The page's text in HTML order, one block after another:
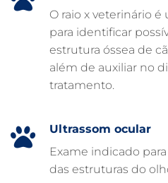
EMERGÊNCIA VETERINÁRIA
EMERGÊNCIA PARA PETS
CUIDADOS INTENSIVOS EM
CLÍNICA VETERINÁRIA ARCA
CLÍNICA VETERINÁRIA 24 HORAS
O raio x veterinário
para identificar
estrutura óssea de
além de auxiliar no
tratamento.
Ultrassom ocular
Exame indicado
das estruturas do